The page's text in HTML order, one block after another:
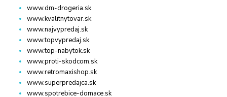
www.dm-drogeria.sk
www.kvalitnytovar.sk
www.najvypredaj.sk
www.topvypredaj.sk
www.top-nabytok.sk
www.proti-skodcom.sk
www.retromaxishop.sk
www.superpredajca.sk
www.spotrebice-domace.sk